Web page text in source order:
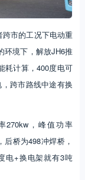
市的工况下电动重
环境下，解放JH6推
耗计算，400度电可
跨市路线中途有换
270kw，峰值功率
桥为498冲焊桥，
电+换电架就有3吨